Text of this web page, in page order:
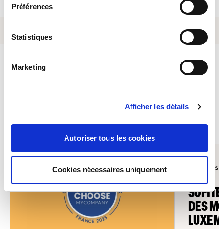
Préférences
Statistiques
Marketing
Afficher les détails
Autoriser tous les cookies
Cookies nécessaires uniquement
DES